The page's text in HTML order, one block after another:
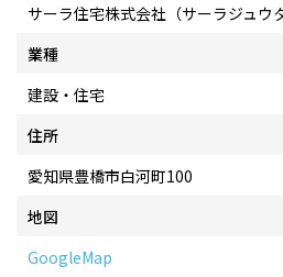
サーラ住宅株式会社（サーラジュウ
業種
建設・住宅
住所
愛知県豊橋市白河町100
地図
GoogleMap